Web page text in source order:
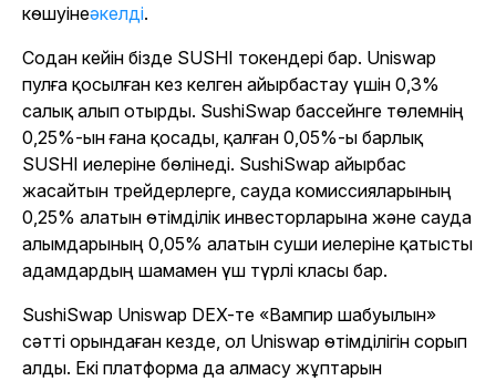
көшуінеәкелді.
Содан кейін бізде SUSHI токендері бар. Uniswap
пулға қосылған кез келген айырбастау үшін 0,3%
салық алып отырды. SushiSwap бассейнге төлемнің
0,25%-ын ғана қосады, қалған 0,05%-ы барлық
SUSHI иелеріне бөлінеді. SushiSwap айырбас
жасайтын трейдерлерге, сауда комиссияларының
0,25% алатын өтімділік инвесторларына және сауда
алымдарының 0,05% алатын суши иелеріне қатысты
адамдардың шамамен үш түрлі класы бар.
SushiSwap Uniswap DEX-те «Вампир шабуылын»
сәтті орындаған кезде, ол Uniswap өтімділігін сорып
алды. Екі платформа да алмасу жұптарын